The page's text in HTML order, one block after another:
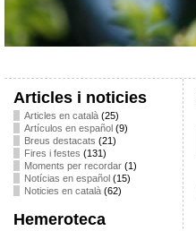
Articles i noticies
Articles en català(25)
Artículos en español(9)
Breus destacats (21)
Fires i festes (131)
Moments per recordar(1)
Notícias en español(15)
Noticies en català(62)
Hemeroteca